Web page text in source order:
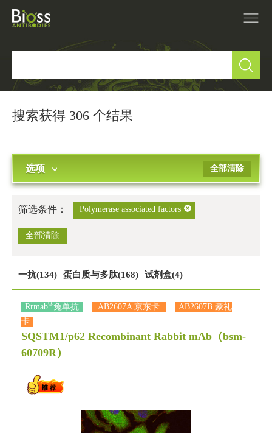
技术支持 ▼
搜索获得 306 个结果
选项 全部清除
筛选条件： Polymerase associated factors
全部清除
一抗(134) 蛋白质与多肽(168) 试剂盒(4)
Rrmab®兔单抗 AB2607A 京东卡
AB2607B 豪礼
卡
SQSTM1/p62 Recombinant Rabbit mAb （bsm-
60709R）